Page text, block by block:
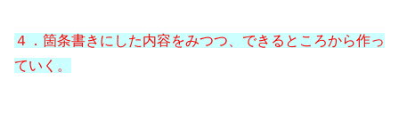
４．箇条書きにした内容をみつつ、できるところから作っ
ていく。